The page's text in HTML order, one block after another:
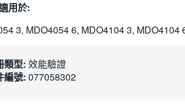
用於:
3, MDO4054 6, MDO4104 3, MDO4104
類型: 效能驗證
編號: 077058302